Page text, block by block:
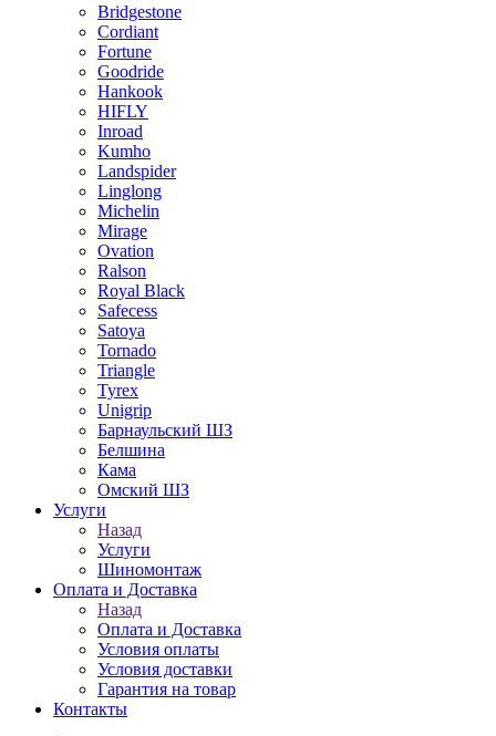
Bridgestone
Cordiant
Fortune
Goodride
Hankook
HIFLY
Inroad
Kumho
Landspider
Linglong
Michelin
Mirage
Ovation
Ralson
Royal Black
Safecess
Satoya
Tornado
Triangle
Tyrex
Unigrip
Барнаульский ШЗ
Белшина
Кама
Омский ШЗ
Услуги
Назад
Услуги
Шиномонтаж
Оплата и Доставка
Назад
Оплата и Доставка
Условия оплаты
Условия доставки
Гарантия на товар
Контакты